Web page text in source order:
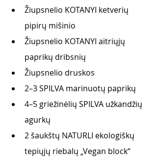
Žiupsnelio KOTANYI ketverių
pipirų mišinio
Žiupsnelio KOTANYI aitriųjų
paprikų dribsnių
Žiupsnelio druskos
2–3 SPILVA marinuotų paprikų
4–5 griežinėlių SPILVA užkandžių
agurkų
2 šaukštų NATURLI ekologiškų
tepiųjų riebalų „Vegan block“